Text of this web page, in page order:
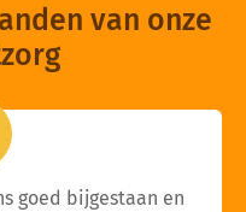
van onze
goed bijgestaan en